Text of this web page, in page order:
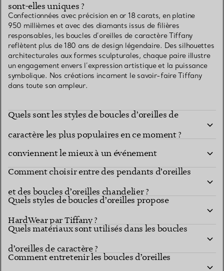
sont-elles uniques ?
Confectionnées avec précision en or 18 carats, en platine
950 millièmes et avec des diamants issus de filières
responsables, les boucles d’oreilles de caractère Tiffany
reflètent plus de 180 ans de design légendaire. Des silhouettes
architecturales aux formes sculpturales, chaque paire illustre
un engagement envers l’expression artistique et la puissance
symbolique. Nos créations incarnent le savoir-faire Tiffany
dans toute son ampleur.
Quels sont les styles de boucles d’oreilles de
caractère les plus populaires en ce moment ?
Quelles collections de boucles d’oreilles Tiffany
conviennent le mieux à un événement
important ?
Comment choisir entre des pendants d’oreilles
et des boucles d’oreilles chandelier ?
Quels styles de boucles d’oreilles propose
HardWear par Tiffany ?
Quels matériaux sont utilisés dans les boucles
d’oreilles de caractère ?
Comment entretenir les boucles d’oreilles